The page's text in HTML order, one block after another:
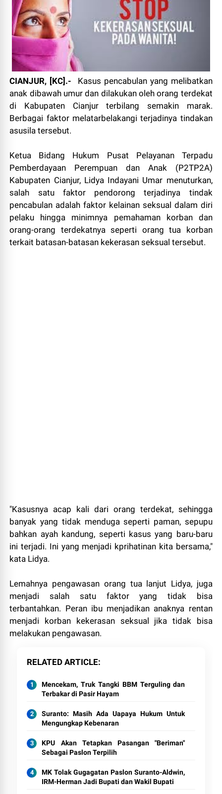
CIANJUR, [KC].-
Kasus pencabulan yang melibatkan
anak dibawah umur dan dilakukan oleh orang terdekat
di Kabupaten Cianjur terbilang semakin marak.
Berbagai faktor melatarbelakangi terjadinya tindakan
asusila tersebut.
Ketua Bidang Hukum Pusat Pelayanan Terpadu
Pemberdayaan Perempuan dan Anak (P2TP2A)
Kabupaten Cianjur, Lidya Indayani Umar menuturkan,
salah satu faktor pendorong terjadinya tindak
pencabulan adalah faktor kelainan seksual dalam diri
pelaku hingga minimnya pemahaman korban dan
orang-orang terdekatnya seperti orang tua korban
terkait batasan-batasan kekerasan seksual tersebut.
"Kasusnya acap kali dari orang terdekat, sehingga
banyak yang tidak menduga seperti paman, sepupu
bahkan ayah kandung, seperti kasus yang baru-baru
ini terjadi. Ini yang menjadi kprihatinan kita bersama,"
kata Lidya.
Lemahnya pengawasan orang tua lanjut Lidya, juga
menjadi salah satu faktor yang tidak bisa
terbantahkan. Peran ibu menjadikan anaknya rentan
menjadi korban kekerasan seksual jika tidak bisa
melakukan pengawasan.
RELATED ARTICLE
Mencekam, Truk Tangki BBM Terguling dan
Terbakar di Pasir Hayam
Suranto: Masih Ada Uapaya Hukum Untuk
Mengungkap Kebenaran
KPU Akan Tetapkan Pasangan "Beriman"
Sebagai Paslon Terpilih
MK Tolak Gugagatan Paslon Suranto-Aldwin,
IRM-Herman Jadi Bupati dan Wakil Bupati